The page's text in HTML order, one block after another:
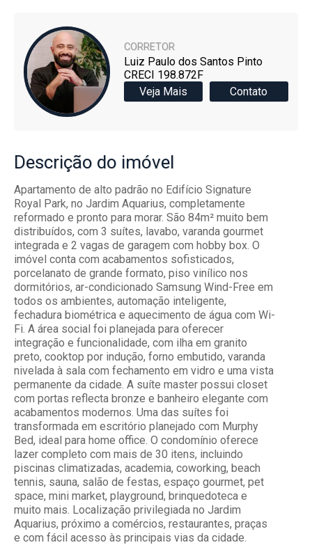
CORRETOR
Luiz Paulo dos Santos Pinto
CRECI 198.872F
Veja Mais
Contato
Descrição do imóvel
Apartamento de alto padrão no Edifício Signature
Royal Park, no Jardim Aquarius, completamente
reformado e pronto para morar. São 84m² muito bem
distribuídos, com 3 suítes, lavabo, varanda gourmet
integrada e 2 vagas de garagem com hobby box. O
imóvel conta com acabamentos sofisticados,
porcelanato de grande formato, piso vinílico nos
dormitórios, ar-condicionado Samsung Wind-Free em
todos os ambientes, automação inteligente,
fechadura biométrica e aquecimento de água com Wi-
Fi. A área social foi planejada para oferecer
integração e funcionalidade, com ilha em granito
preto, cooktop por indução, forno embutido, varanda
nivelada à sala com fechamento em vidro e uma vista
permanente da cidade. A suíte master possui closet
com portas reflecta bronze e banheiro elegante com
acabamentos modernos. Uma das suítes foi
transformada em escritório planejado com Murphy
Bed, ideal para home office. O condomínio oferece
lazer completo com mais de 30 itens, incluindo
piscinas climatizadas, academia, coworking, beach
tennis, sauna, salão de festas, espaço gourmet, pet
space, mini market, playground, brinquedoteca e
muito mais. Localização privilegiada no Jardim
Aquarius, próximo a comércios, restaurantes, praças
e com fácil acesso às principais vias da cidade.